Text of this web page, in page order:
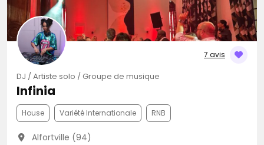
7 avis
DJ / Artiste solo / Groupe de musique
Infinia
House Variété Internationale RNB
Alfortville (94)